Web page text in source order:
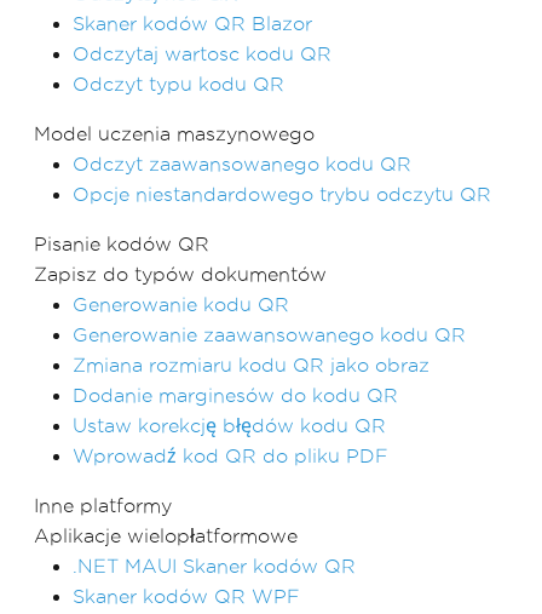
Skaner kodów QR Blazor
Odczytaj wartosc kodu QR
Odczyt typu kodu QR
Model uczenia maszynowego
Odczyt zaawansowanego kodu QR
Opcje niestandardowego trybu odczytu QR
Pisanie kodów QR
Zapisz do typów dokumentów
Generowanie kodu QR
Generowanie zaawansowanego kodu QR
Zmiana rozmiaru kodu QR jako obraz
Dodanie marginesów do kodu QR
Ustaw korekcję błędów kodu QR
Wprowadź kod QR do pliku PDF
Inne platformy
Aplikacje wielopłatformowe
.NET MAUI Skaner kodów QR
Skaner kodów QR WPF